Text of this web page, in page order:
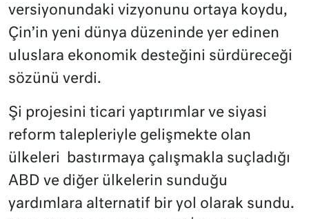
versiyonundaki vizyonunu ortaya koydu,
Çin’in yeni dünya düzeninde yer edinen
uluslara ekonomik desteğini sürdüreceği
sözünü verdi.
Şi projesini ticari yaptırımlar ve siyasi
reform talepleriyle gelişmekte olan
ülkeleri bastırmaya çalışmakla suçladığı
ABD ve diğer ülkelerin sunduğu
yardımlara alternatif bir yol olarak sundu.